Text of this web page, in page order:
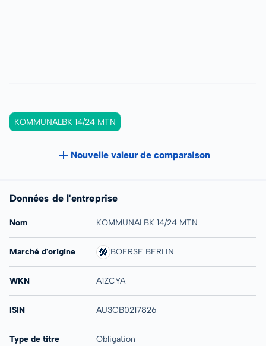
KOMMUNALBK 14/24 MTN
Nouvelle valeur de comparaison
Données de l'entreprise
Nom KOMMUNALBK 14/24 MTN
Marché d'origine BOERSE BERLIN
WKN A1ZCYA
ISIN AU3CB0217826
Type de titre Obligation